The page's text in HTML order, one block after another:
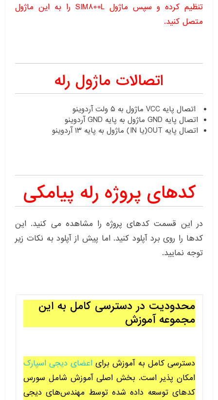
تنظیم کرده و سپس ماژول SIM800L را به این ماژول
متصل کنید.
اتصالات ماژول رله
اتصال پایه VCC ماژول به ۵ ولت آردوینو
اتصال پایه GND ماژول به پایه GND آردوینو
اتصال پایه OUT(یا IN) ماژول به پایه ۱۳ آردوینو
کدهای پروژه رله پیامکی
در این قسمت کدهای پروژه را مشاهده می کنید. این
کدها را روی برد آپلود کنید. اما پیش از آپلود به نکات زیر
توجه نمایید.
محدودیت در دسترسی کامل به این
مجموعه آموزش
دسترسی کامل به آموزش برای اعضای دیجی اسپارک
امکان پذیر است. بخش اصلی آموزش شامل سورس
کدهای توسعه داده شده توسط مهندس‌های دیجی